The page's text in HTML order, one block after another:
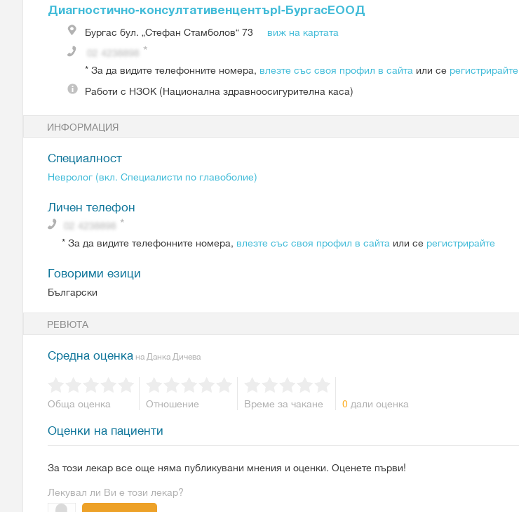
Диагностично-консултативенцентърІ-БургасЕООД
Бургас бул. „Стефан Стамболов“ 73 виж на картата
* За да видите телефонните номера, влезте със своя профил в сайта или се регистрирайте
Работи с НЗОК (Национална здравноосигурителна каса)
ИНФОРМАЦИЯ
Специалност
Невролог (вкл. Специалисти по главоболие)
Личен телефон
* За да видите телефонните номера, влезте със своя профил в сайта или се регистрирайте
Говорими езици
Български
РЕВЮТА
Средна оценка на Данка Дичева
Обща оценка Отношение Време за чакане 0 дали оценка
Оценки на пациенти
За този лекар все още няма публикувани мнения и оценки. Оценете първи!
Лекувал ли Ви е този лекар?